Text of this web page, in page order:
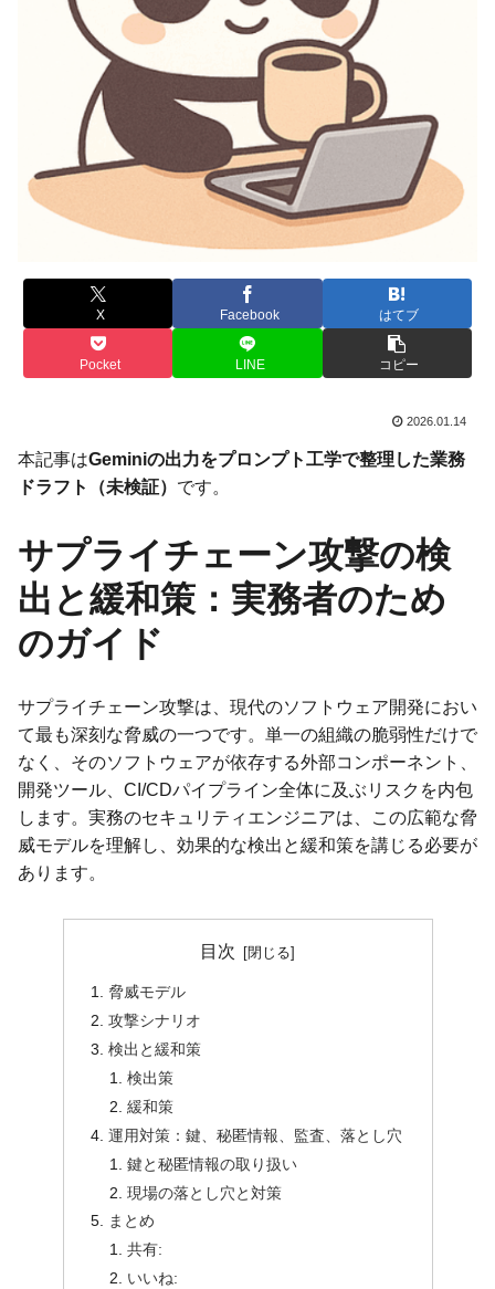
X Facebook はてブ
Pocket LINE コピー
2026.01.14
本記事はGeminiの出力をプロンプト工学で整理した業務
ドラフト（未検証） です。
サプライチェーン攻撃の検
出と緩和策：実務者のため
のガイド
サプライチェーン攻撃は、現代のソフトウェア開発におい
て最も深刻な脅威の一つです。単一の組織の脆弱性だけで
なく、そのソフトウェアが依存する外部コンポーネント、
開発ツール、CI/CDパイプライン全体に及ぶリスクを内包
します。実務のセキュリティエンジニアは、この広範な脅
威モデルを理解し、効果的な検出と緩和策を講じる必要が
あります。
目次
脅威モデル
攻撃シナリオ
検出と緩和策
検出策
緩和策
運用対策：鍵、秘匿情報、監査、落とし穴
鍵と秘匿情報の取り扱い
現場の落とし穴と対策
まとめ
共有:
いいね: